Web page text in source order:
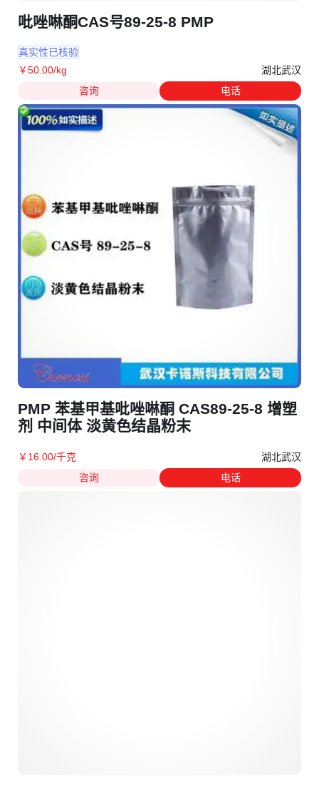
吡唑啉酮CAS号89-25-8 PMP
真实性已核验
￥50 .00/kg
湖北武汉
咨询
电话
PMP 苯基甲基吡唑啉酮 CAS89-25-8 增塑
剂 中间体 淡黄色结晶粉末
￥ 16 .00/千克
湖北武汉
咨询
电话